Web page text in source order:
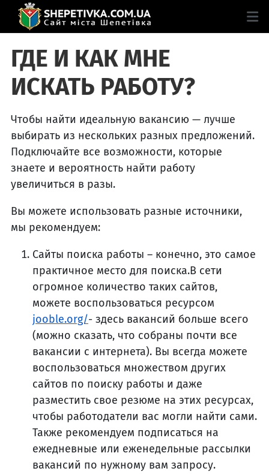
ГДЕ И КАК МНЕ
ИСКАТЬ РАБОТУ?
Чтобы найти идеальную вакансию — лучше
выбирать из нескольких разных предложений.
Подключайте все возможности, которые
знаете и вероятность найти работу
увеличиться в разы.
Вы можете использовать разные источники,
мы рекомендуем:
Сайты поиска работы – конечно, это самое
практичное место для поиска.В сети
огромное количество таких сайтов,
можете воспользоваться ресурсом
jooble.org/- здесь вакансий больше всего
(можно сказать, что собраны почти все
вакансии с интернета). Вы всегда можете
воспользоваться множеством других
сайтов по поиску работы и даже
разместить свое резюме на этих ресурсах,
чтобы работодатели вас могли найти сами.
Также рекомендуем подписаться на
ежедневные или еженедельные рассылки
вакансий по нужному вам запросу.